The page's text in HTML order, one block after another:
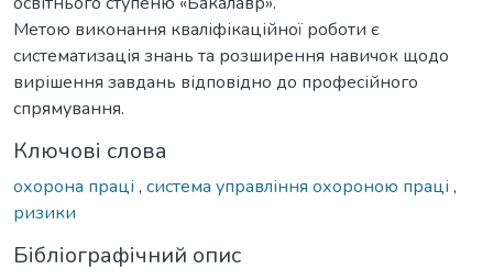
Метою виконання кваліфікаційної роботи є
систематизація знань та розширення навичок щодо
вирішення завдань відповідно до професійного
спрямування.
Ключові слова
охорона праці , система управління охороною праці ,
ризики
Бібліографічний опис